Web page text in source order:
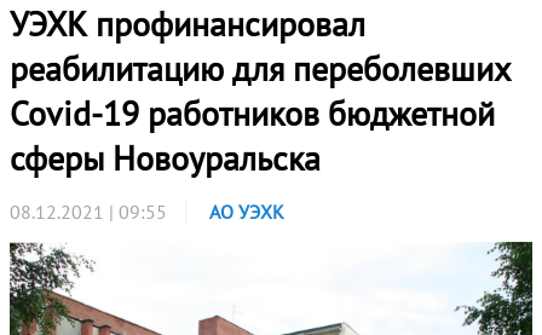
УЭХК профинансировал
реабилитацию для переболевших
Covid-19 работников бюджетной
сферы Новоуральска
08.12.2021 | 09:55 АО УЭХК